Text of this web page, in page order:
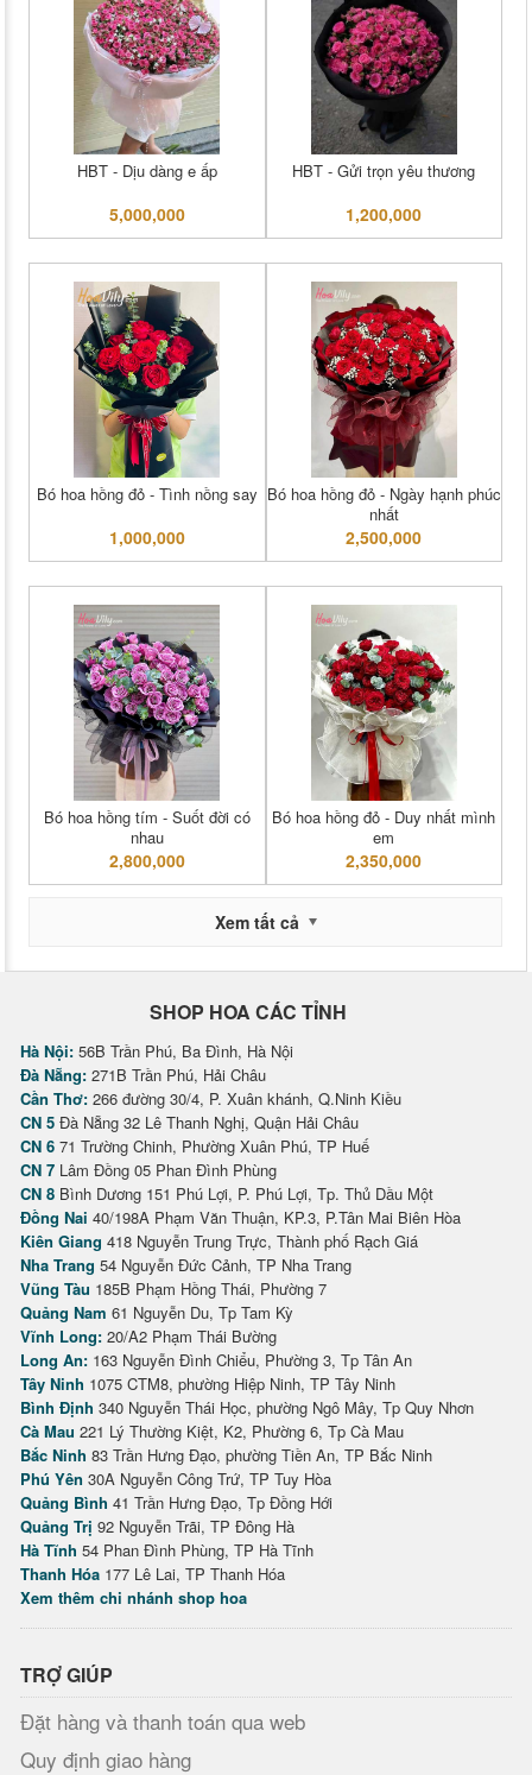
HBT - Dịu dàng e ấp
5,000,000
HBT - Gửi trọn yêu thương
1,200,000
Bó hoa hồng đỏ - Tình nồng say
1,000,000
Bó hoa hồng đỏ - Ngày hạnh phúc
nhất
2,500,000
Bó hoa hồng tím - Suốt đời có
nhau
2,800,000
Bó hoa hồng đỏ - Duy nhất mình
em
2,350,000
Xem tất cả
SHOP HOA CÁC TỈNH
Hà Nội: 56B Trần Phú, Ba Đình, Hà Nội
Đà Nẵng: 271B Trần Phú, Hải Châu
Cần Thơ: 266 đường 30/4, P. Xuân khánh, Q.Ninh Kiều
CN 5 Đà Nẵng 32 Lê Thanh Nghị, Quận Hải Châu
CN 6 71 Trường Chinh, Phường Xuân Phú, TP Huế
CN 7 Lâm Đồng 05 Phan Đình Phùng
CN 8 Bình Dương 151 Phú Lợi, P. Phú Lợi, Tp. Thủ Dầu Một
Đồng Nai 40/198A Phạm Văn Thuận, KP.3, P.Tân Mai Biên Hòa
Kiên Giang 418 Nguyễn Trung Trực, Thành phố Rạch Giá
Nha Trang 54 Nguyễn Đức Cảnh, TP Nha Trang
Vũng Tàu 185B Phạm Hồng Thái, Phường 7
Quảng Nam 61 Nguyễn Du, Tp Tam Kỳ
Vĩnh Long: 20/A2 Phạm Thái Bường
Long An: 163 Nguyễn Đình Chiểu, Phường 3, Tp Tân An
Tây Ninh 1075 CTM8, phường Hiệp Ninh, TP Tây Ninh
Bình Định 340 Nguyễn Thái Học, phường Ngô Mây, Tp Quy Nhơn
Cà Mau 221 Lý Thường Kiệt, K2, Phường 6, Tp Cà Mau
Bắc Ninh 83 Trần Hưng Đạo, phường Tiền An, TP Bắc Ninh
Phú Yên 30A Nguyễn Công Trứ, TP Tuy Hòa
Quảng Bình 41 Trần Hưng Đạo, Tp Đồng Hới
Quảng Trị 92 Nguyễn Trãi, TP Đông Hà
Hà Tĩnh 54 Phan Đình Phùng, TP Hà Tĩnh
Thanh Hóa 177 Lê Lai, TP Thanh Hóa
Xem thêm chi nhánh shop hoa
TRỢ GIÚP
Đặt hàng và thanh toán qua web
Quy định giao hàng